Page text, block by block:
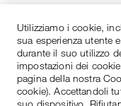
Utilizziamo i cookie,
sua esperienza utente
durante il suo utilizzo
impostazioni dei
pagina della nostra
cookie). Accettandoli
suo dispositivo.